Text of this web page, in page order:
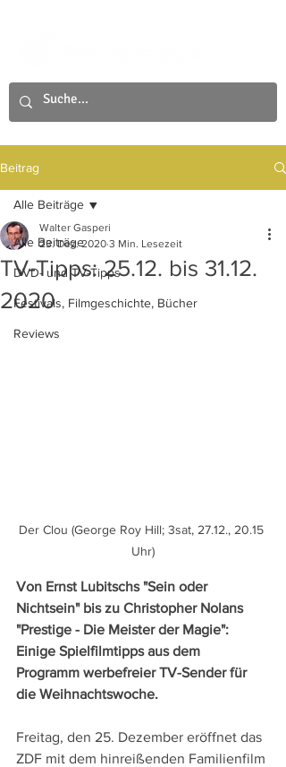
Beitrag
Alle Beiträge
DVD- und TV-Tipps
Festivals, Filmgeschichte, Bücher
Reviews
Alle Beiträge
TV-Tipps: 25.12. bis 31.12.
2020
Walter Gasperi
23. Dez. 2020 3 Min. Lesezeit
Der Clou (George Roy Hill; 3sat, 27.12., 20.15
Uhr)
Von Ernst Lubitschs "Sein oder
Nichtsein" bis zu Christopher Nolans
"Prestige - Die Meister der Magie":
Einige Spielfilmtipps aus dem
Programm werbefreier TV-Sender für
die Weihnachtswoche.
Freitag, den 25. Dezember eröffnet das
ZDF mit dem hinreißenden Familienfilm